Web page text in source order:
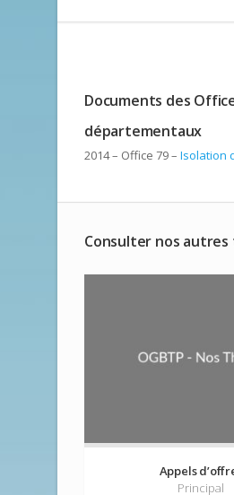
Documents des
départementaux
2014 – Office 79 – Isolation
Consulter nos autres
Appels
Principal